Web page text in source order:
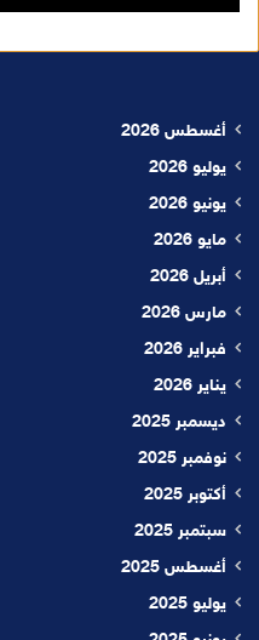
أغسطس 2026
يوليو 2026
يونيو 2026
مايو 2026
أبريل 2026
مارس 2026
فبراير 2026
يناير 2026
ديسمبر 2025
نوفمبر 2025
أكتوبر 2025
سبتمبر 2025
أغسطس 2025
يوليو 2025